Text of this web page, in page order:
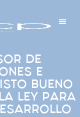
DE
E
BUENO
LEY PARA